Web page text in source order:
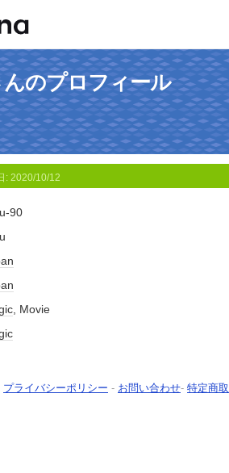
のプロフィール
: 2020/10/12
90
, Movie
プライバシーポリシー - お問い合わせ- 特定商